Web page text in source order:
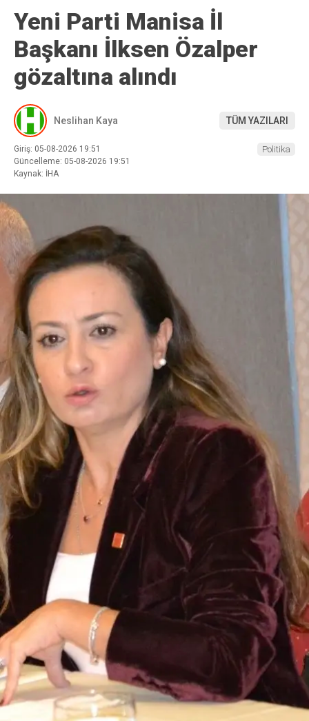
Yeni Parti Manisa İl
Başkanı İlksen Özalper
gözaltına alındı
Neslihan Kaya TÜM YAZILARI
Giriş: 05-08-2026 19:51
Güncelleme: 05-08-2026 19:51
Kaynak: İHA
Politika